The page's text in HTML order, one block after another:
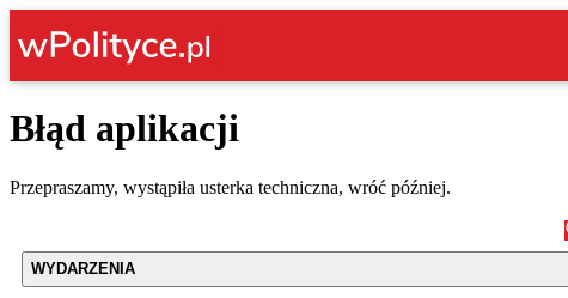
Błąd aplikacji
Przepraszamy, wystąpiła usterka techniczna, wróć później.
WYDARZENIA